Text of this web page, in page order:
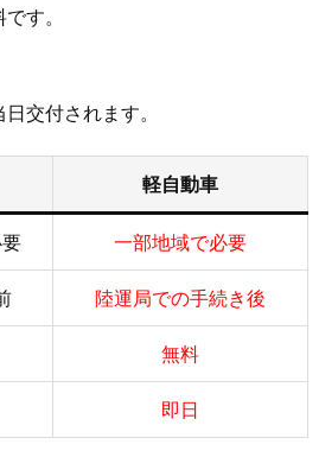
す。
交付されます。
軽自動車
一部地域で必要
陸運局での手続き後
無料
即日